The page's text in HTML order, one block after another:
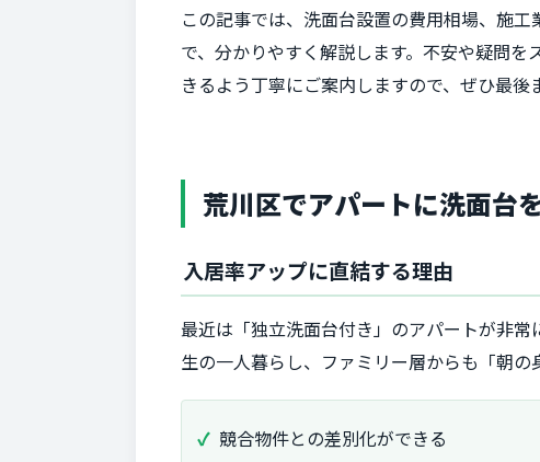
この記事では、洗面台設置の費用相場、施
で、分かりやすく解説します。不安や疑問
きるよう丁寧にご案内しますので、ぜひ最後
荒川区でアパートに洗面台
入居率アップに直結する理由
最近は「独立洗面台付き」のアパートが非
生の一人暮らし、ファミリー層からも「朝の
競合物件との差別化ができる